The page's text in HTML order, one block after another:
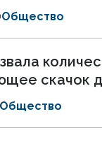
Общество
скачок
Общество